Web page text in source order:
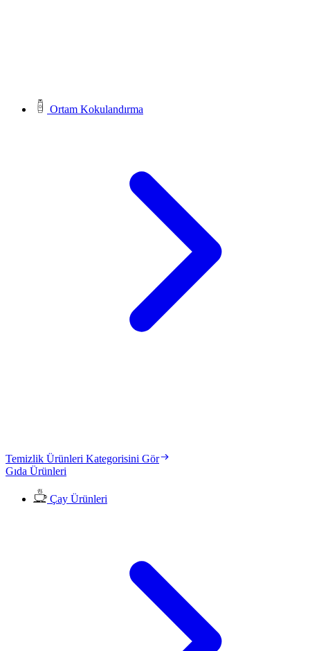
Ortam Kokulandırma
Temizlik Ürünleri Kategorisini Gör
Gıda Ürünleri
Çay Ürünleri